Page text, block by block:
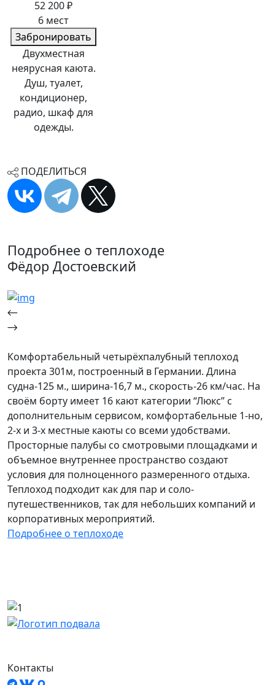
52 200 ₽
6 мест
Забронировать
Двухместная
неярусная каюта.
Душ, туалет,
кондиционер,
радио, шкаф для
одежды.
ПОДЕЛИТЬСЯ
Подробнее о теплоходе
Фёдор Достоевский
Комфортабельный четырёхпалубный теплоход
проекта 301м, построенный в Германии. Длина
судна-125 м., ширина-16,7 м., скорость-26 км/час. На
своём борту имеет 16 кают категории “Люкс” с
дополнительным сервисом, комфортабельные 1-но,
2-х и 3-х местные каюты со всеми удобствами.
Просторные палубы со смотровыми площадками и
объемное внутреннее пространство создают
условия для полноценного размеренного отдыха.
Теплоход подходит как для пар и соло-
путешественников, так для небольших компаний и
корпоративных мероприятий.
Подробнее о теплоходе
Контакты